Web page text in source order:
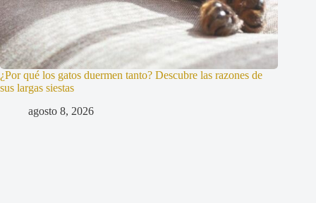
¿Por qué los gatos duermen tanto? Descubre las razones de
sus largas siestas
agosto 8, 2026